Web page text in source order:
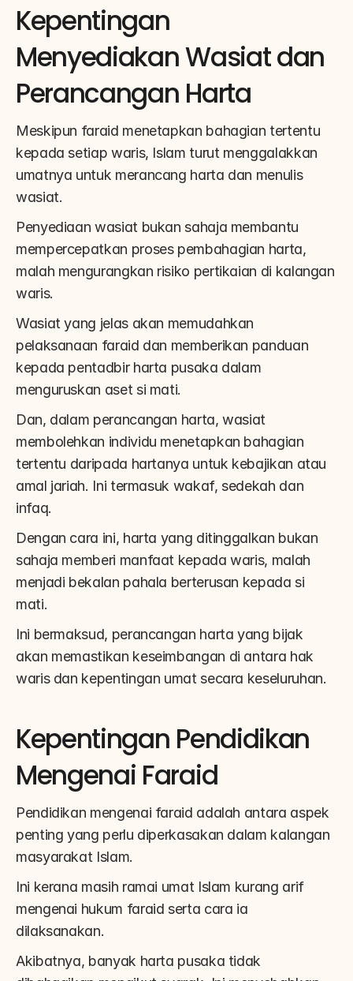
Kepentingan
Menyediakan Wasiat dan
Perancangan Harta
Meskipun faraid menetapkan bahagian tertentu
kepada setiap waris, Islam turut menggalakkan
umatnya untuk merancang harta dan menulis
wasiat.
Penyediaan wasiat bukan sahaja membantu
mempercepatkan proses pembahagian harta,
malah mengurangkan risiko pertikaian di kalangan
waris.
Wasiat yang jelas akan memudahkan
pelaksanaan faraid dan memberikan panduan
kepada pentadbir harta pusaka dalam
menguruskan aset si mati.
Dan, dalam perancangan harta, wasiat
membolehkan individu menetapkan bahagian
tertentu daripada hartanya untuk kebajikan atau
amal jariah. Ini termasuk wakaf, sedekah dan
infaq.
Dengan cara ini, harta yang ditinggalkan bukan
sahaja memberi manfaat kepada waris, malah
menjadi bekalan pahala berterusan kepada si
mati.
Ini bermaksud, perancangan harta yang bijak
akan memastikan keseimbangan di antara hak
waris dan kepentingan umat secara keseluruhan.
Kepentingan Pendidikan
Mengenai Faraid
Pendidikan mengenai faraid adalah antara aspek
penting yang perlu diperkasakan dalam kalangan
masyarakat Islam.
Ini kerana masih ramai umat Islam kurang arif
mengenai hukum faraid serta cara ia
dilaksanakan.
Akibatnya, banyak harta pusaka tidak